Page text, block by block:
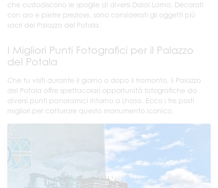
che custodiscono le spoglie di diversi Dalai Lama. Decorati
con oro e pietre preziose, sono considerati gli oggetti più
sacri del Palazzo del Potala.
I Migliori Punti Fotografici per il Palazzo
del Potala
Che tu visiti durante il giorno o dopo il tramonto, il Palazzo
del Potala offre spettacolari opportunità fotografiche da
diversi punti panoramici intorno a Lhasa. Ecco i tre posti
migliori per catturare questo monumento iconico.